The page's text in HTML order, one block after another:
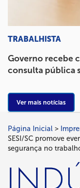
TRABALHISTA
Governo recebe
consulta pública
Ver mais notícias
Trilha
de
navegação
Página Inicial
SESI/SC promove
segurança no